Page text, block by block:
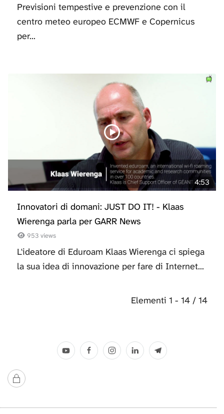
Previsioni tempestive e prevenzione con il
centro meteo europeo ECMWF e Copernicus
per...
4:53
Innovatori di domani: JUST DO IT! - Klaas
Wierenga parla per GARR News
953 views
L'ideatore di Eduroam Klaas Wierenga ci spiega
la sua idea di innovazione per fare di Internet...
Elementi 1 - 14 / 14